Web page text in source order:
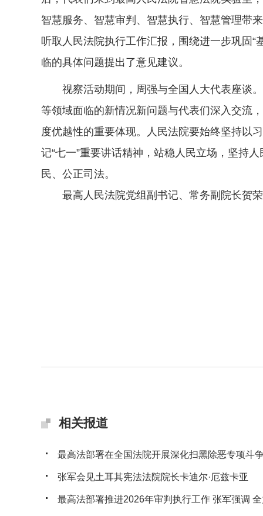
智慧服务、智慧审判、智慧执行、智慧管理带
听取人民法院执行工作汇报，围绕进一步巩固“
临的具体问题提出了意见建议。
视察活动期间，周强与全国人大代表座谈。
等领域面临的新情况新问题与代表们深入交流
度优越性的重要体现。人民法院要始终坚持以
记“七一”重要讲话精神，站稳人民立场，坚持
民、公正司法。
最高人民法院党组副书记、常务副院长贺荣
相关报道
最高法部署在全国法院开展深化扫黑除恶专项斗
张军会见土耳其宪法法院院长卡迪尔·厄兹卡亚
最高法部署推进2026年审判执行工作 张军强调